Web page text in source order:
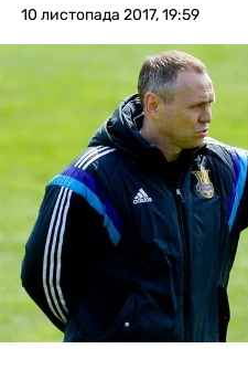
БУКМЕКЕРИ
10 листопада 2017, 19:59